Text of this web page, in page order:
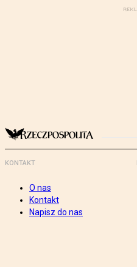
KONTAKT
O nas
Kontakt
Napisz do nas